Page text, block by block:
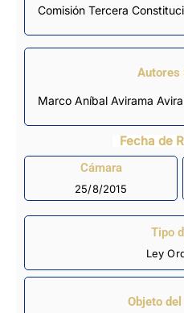
Comisión Tercera
Autores
Marco Aníbal Avirama
Fecha de
Cámara
25/8/2015
Tipo
Ley
Objeto